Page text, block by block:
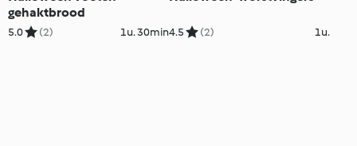
gehaktbrood
5.0 (2) 1u. 30min4.5 (2) 1u.